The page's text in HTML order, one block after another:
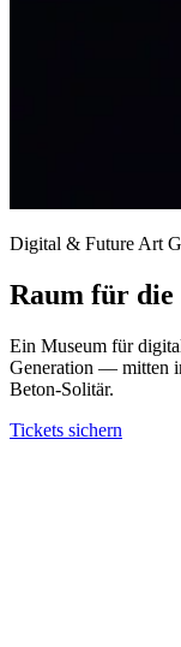
Digital & Future Art
Raum für
Ein Museum für
Generation — mitten
Beton-Solitär.
Tickets sichern